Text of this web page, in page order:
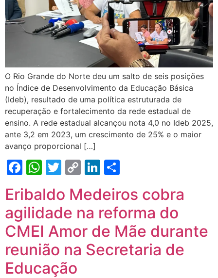
O Rio Grande do Norte deu um salto de seis posições
no Índice de Desenvolvimento da Educação Básica
(Ideb), resultado de uma política estruturada de
recuperação e fortalecimento da rede estadual de
ensino. A rede estadual alcançou nota 4,0 no Ideb 2025,
ante 3,2 em 2023, um crescimento de 25% e o maior
avanço proporcional […]
Facebook
WhatsApp
Twitter
CopyLinkedIn
Eribaldo Medeiros cobra
agilidade na reforma do
CMEI Amor de Mãe durante
reunião na Secretaria de
Educação